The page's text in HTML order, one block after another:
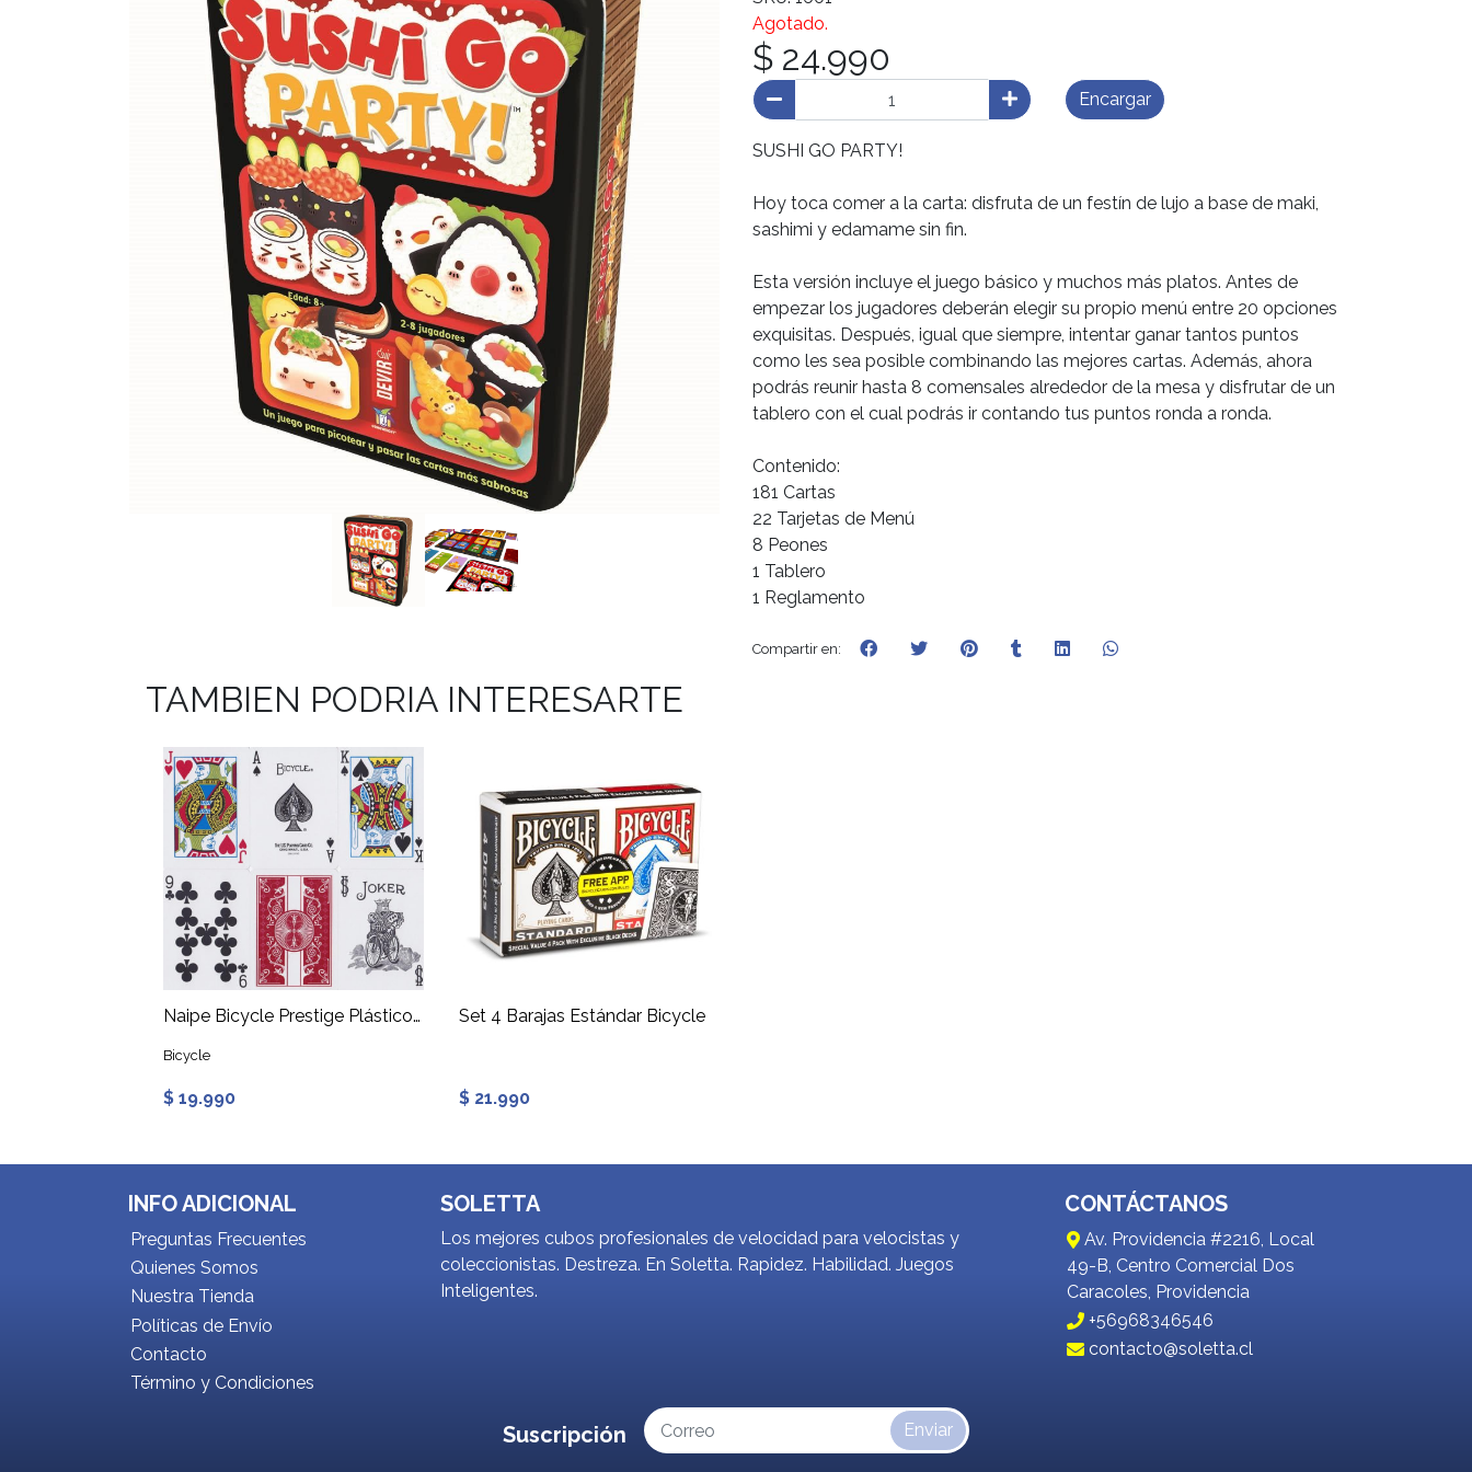
Agotado.
$ 24.990
Encargar
SUSHI GO PARTY!
Hoy toca comer a la carta: disfruta de un festín de lujo a base de maki,
sashimi y edamame sin fin.
Esta versión incluye el juego básico y muchos más platos. Antes de
empezar los jugadores deberán elegir su propio menú entre 20 opciones
exquisitas. Después, igual que siempre, intentar ganar tantos puntos
como les sea posible combinando las mejores cartas. Además, ahora
podrás reunir hasta 8 comensales alrededor de la mesa y disfrutar de un
tablero con el cual podrás ir contando tus puntos ronda a ronda.
Contenido:
181 Cartas
22 Tarjetas de Menú
8 Peones
1 Tablero
1 Reglamento
Compartir en:
TAMBIEN PODRIA INTERESARTE
Naipe Bicycle Prestige Plástico Rider Back
Bicycle
$ 19.990
Set 4 Barajas Estándar Bicycle
$ 21.990
INFO ADICIONAL
Preguntas Frecuentes
Quienes Somos
Nuestra Tienda
Políticas de Envío
Contacto
Término y Condiciones
SOLETTA
Los mejores cubos profesionales de velocidad para velocistas y
coleccionistas. Destreza. En Soletta. Rapidez. Habilidad. Juegos
Inteligentes.
CONTÁCTANOS
Av. Providencia #2216, Local
49-B, Centro Comercial Dos
Caracoles, Providencia
+56968346546
contacto@soletta.cl
Suscripción Enviar